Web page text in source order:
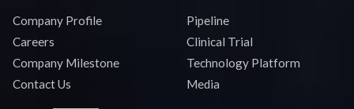
Company Profile
Careers
Company Milestone
Contact Us
Pipeline
Clinical Trial
Technology Platform
Media